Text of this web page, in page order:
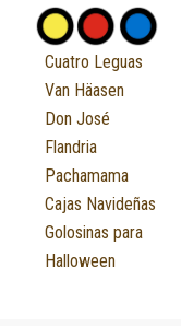
Cuatro Leguas
Van Häasen
Don José
Flandria
Pachamama
Cajas Navideñas
Golosinas para
Halloween